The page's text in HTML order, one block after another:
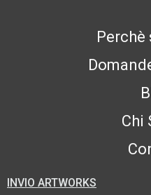
Chi
INVIO ARTWORKS